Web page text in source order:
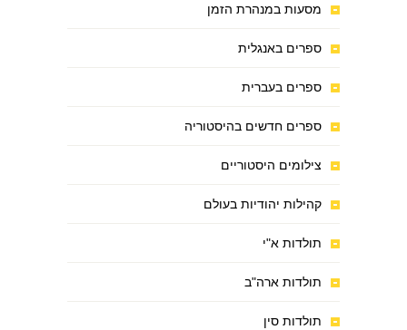
מסעות במנהרת הזמן
ספרים באנגלית
ספרים בעברית
ספרים חדשים בהיסטוריה
צילומים היסטוריים
קהילות יהודיות בעולם
תולדות א"י
תולדות ארה"ב
תולדות סין